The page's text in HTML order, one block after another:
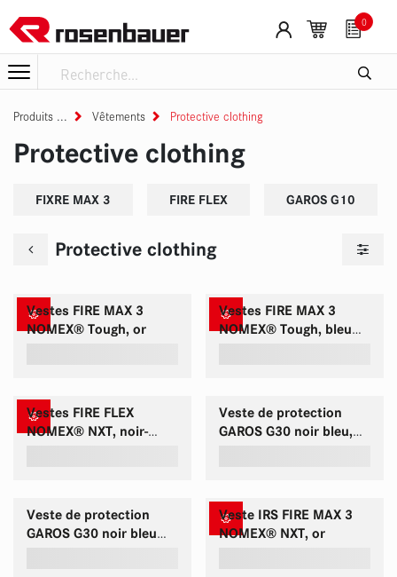
0
Produits Vêtements Protective clothing
Protective clothing
FIXRE MAX 3 FIRE FLEX GAROS G10
Protective clothing
Vestes FIRE MAX 3
NOMEX® Tough, or
Vestes FIRE MAX 3
NOMEX® Tough, bleu
Vestes FIRE FLEX
NOMEX® NXT, noir-
Veste de protection
GAROS G30 noir bleu,
Veste de protection
GAROS G30 noir bleu
Veste IRS FIRE MAX 3
NOMEX® NXT, or